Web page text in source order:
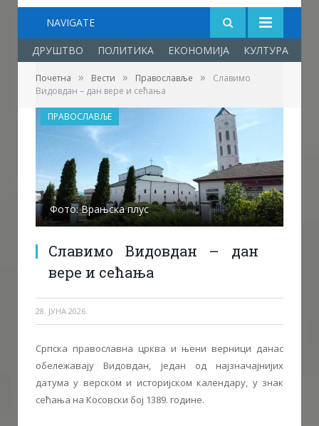
NAVIGATE
ДРУШТВО ПОЛИТИКА ЕКОНОМИЈА КУЛТУРА
Почетна » Вести » Православље »
Славимо
Видовдан – дан вере и сећања
Фото: Врањска плус
Славимо Видовдан – дан
вере и сећања
28. ЈУНА 2026.
ПРАВОСЛАВЉЕ
Српска православна црква и њени верници данас
обележавају Видовдан, један од најзначајнијих
датума у верском и историјском календару, у знак
сећања на Косовски бој 1389. године.